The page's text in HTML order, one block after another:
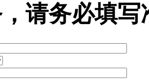
请务必填